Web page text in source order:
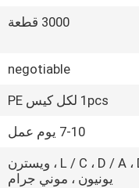
3000 قطعة
negotiable
1pcs لكل كيس PE
7-10 يوم عمل
L / C ، D / A ، D / P ، T / T ، ويسترن
يونيون ، موني جرام